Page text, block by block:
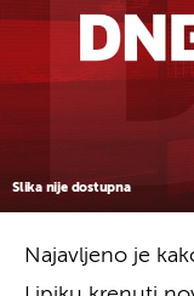
Slika nije dostupna
Najavljeno je